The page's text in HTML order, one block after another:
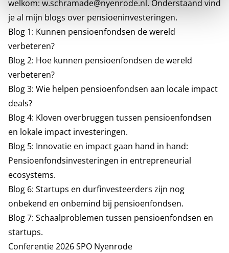
welkom: w.schramade@nyenrode.nl. Onderstaand vind
je al mijn blogs over pensioeninvesteringen.
Blog 1: Kunnen pensioenfondsen de wereld
verbeteren?
Blog 2: Hoe kunnen pensioenfondsen de wereld
verbeteren?
Blog 3: Wie helpen pensioenfondsen aan locale impact
deals?
Blog 4: Kloven overbruggen tussen pensioenfondsen
en lokale impact investeringen.
Blog 5: Innovatie en impact gaan hand in hand:
Pensioenfondsinvesteringen in entrepreneurial
ecosystems.
Blog 6: Startups en durfinvesteerders zijn nog
onbekend en onbemind bij pensioenfondsen.
Blog 7: Schaalproblemen tussen pensioenfondsen en
startups.
Conferentie 2026 SPO Nyenrode